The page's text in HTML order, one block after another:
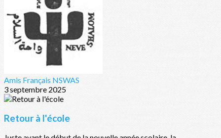
Amis Français NSWAS
3 septembre 2025
Retour à l'école